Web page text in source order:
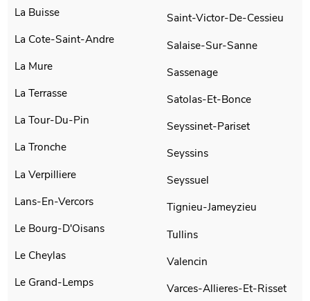
La Buisse
La Cote-Saint-Andre
La Mure
La Terrasse
La Tour-Du-Pin
La Tronche
La Verpilliere
Lans-En-Vercors
Le Bourg-D'Oisans
Le Cheylas
Le Grand-Lemps
Saint-Victor-De-Cessieu
Salaise-Sur-Sanne
Sassenage
Satolas-Et-Bonce
Seyssinet-Pariset
Seyssins
Seyssuel
Tignieu-Jameyzieu
Tullins
Valencin
Varces-Allieres-Et-Risset